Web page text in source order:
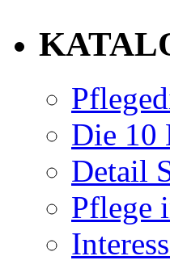
Die 10
Detail
Pflege